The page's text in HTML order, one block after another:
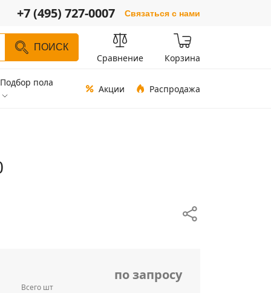
+7 (495) 727-0007 Связаться с нами
ПОИСК
Сравнение Корзина
Подбор пола
Акции Распродажа
по запросу
Всего шт